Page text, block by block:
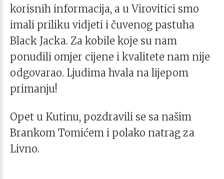
korisnih informacija, a u Virovitici smo
imali priliku vidjeti i čuvenog pastuha
Black Jacka. Za kobile koje su nam
ponudili omjer cijene i kvalitete nam nije
odgovarao. Ljudima hvala na lijepom
primanju!
Opet u Kutinu, pozdravili se sa našim
Brankom Tomićem i polako natrag za
Livno.